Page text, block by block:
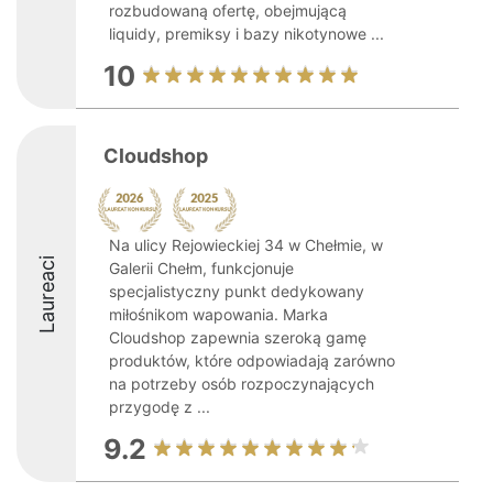
rozbudowaną ofertę, obejmującą
liquidy, premiksy i bazy nikotynowe ...
10
Laureaci
Cloudshop
Na ulicy Rejowieckiej 34 w Chełmie, w
Galerii Chełm, funkcjonuje
specjalistyczny punkt dedykowany
miłośnikom wapowania. Marka
Cloudshop zapewnia szeroką gamę
produktów, które odpowiadają zarówno
na potrzeby osób rozpoczynających
przygodę z ...
9.2